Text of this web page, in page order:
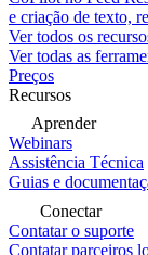
e criação de texto,
Ver todos os
Ver todas as
Preços
Recursos
Aprender
Webinars
Assistência Técnica
Guias e
Conectar
Contatar o suporte
Contatar parceiros